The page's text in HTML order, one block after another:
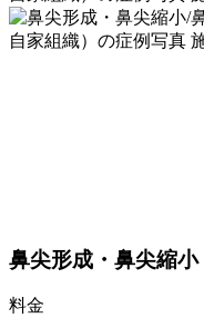
鼻尖形成・鼻尖縮小
料金